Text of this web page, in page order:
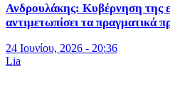
Ανδρουλάκης: Κυβέρνηση της
αντιμετωπίσει τα πραγματικά
24 Ιουνίου, 2026 - 20:36
Lia